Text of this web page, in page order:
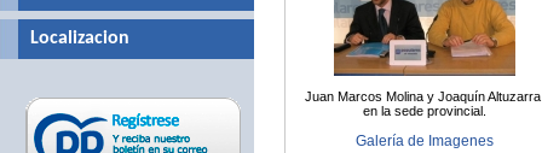
Juan Marcos Molina y Joaquín
en la sede provincial.
Galería de Imagenes
Localizacion